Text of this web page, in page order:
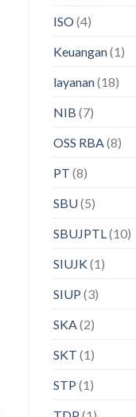
ISO(4)
Keuangan(1)
layanan(18)
NIB (7)
OSS RBA(8)
PT (8)
SBU(5)
SBUJPTL(10)
SIUJK(1)
SIUP (3)
SKA(2)
SKT (1)
STP (1)